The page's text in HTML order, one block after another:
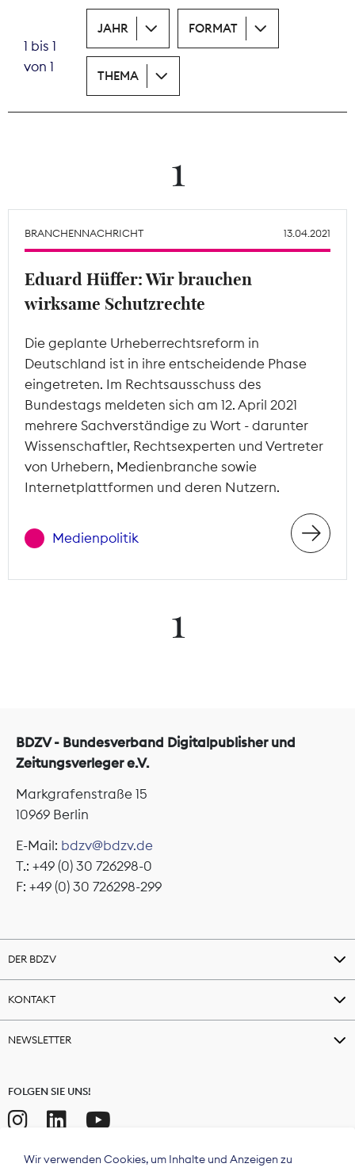
Print
Wächterpreis
Mitgliederbereich
1 bis 1
von 1
JAHR FORMAT
THEMA
1
BRANCHENNACHRICHT 13.04.2021
Eduard Hüffer: Wir brauchen
wirksame Schutzrechte
Die geplante Urheberrechtsreform in
Deutschland ist in ihre entscheidende Phase
eingetreten. Im Rechtsausschuss des
Bundestags meldeten sich am 12. April 2021
mehrere Sachverständige zu Wort - darunter
Wissenschaftler, Rechtsexperten und Vertreter
von Urhebern, Medienbranche sowie
Internetplattformen und deren Nutzern.
Medienpolitik
1
BDZV - Bundesverband Digitalpublisher und
Zeitungsverleger e.V.
Markgrafenstraße 15
10969 Berlin
E-Mail: bdzv@bdzv.de
T.: +49 (0) 30 726298-0
F: +49 (0) 30 726298-299
DER BDZV
KONTAKT
NEWSLETTER
FOLGEN SIE UNS!
Wir verwenden Cookies, um Inhalte und Anzeigen zu